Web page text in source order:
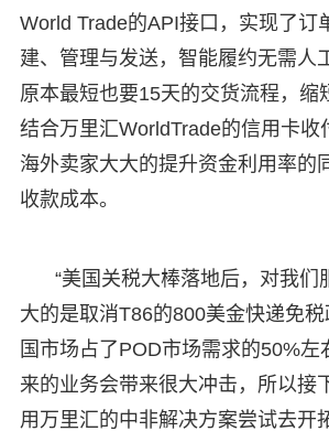
World Trade的API接口，实现了订
建、管理与发送，智能履约无需人
原本最短也要15天的交货流程，缩
结合万里汇WorldTrade的信用卡收
海外卖家大大的提升资金利用率的
收款成本。
“美国关税大棒落地后，对我们
大的是取消T86的800美金快递免
国市场占了POD市场需求的50%左
来的业务会带来很大冲击，所以接
用万里汇的中非解决方案尝试去开